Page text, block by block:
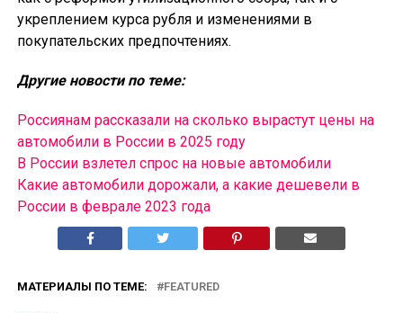
укреплением курса рубля и изменениями в
покупательских предпочтениях.
Другие новости по теме:
Россиянам рассказали на сколько вырастут цены на
автомобили в России в 2025 году
В России взлетел спрос на новые автомобили
Какие автомобили дорожали, а какие дешевели в
России в феврале 2023 года
МАТЕРИАЛЫ ПО ТЕМЕ: FEATURED